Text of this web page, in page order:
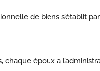
de biens s’établit
chaque époux a